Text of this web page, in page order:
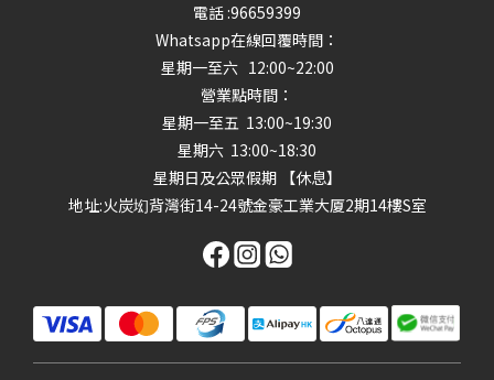
電話 :96659399
Whatsapp在線回覆時間：
星期一至六 12:00~22:00
營業點時間：
星期一至五 13:00~19:30
星期六 13:00~18:30
星期日及公眾假期 【休息】
地址:火炭㘭背灣街14-24號金豪工業大厦2期14樓S室